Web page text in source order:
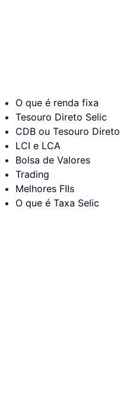
O que é renda fixa
Tesouro Direto Selic
CDB ou Tesouro Direto
LCI e LCA
Bolsa de Valores
Trading
Melhores FIIs
O que é Taxa Selic